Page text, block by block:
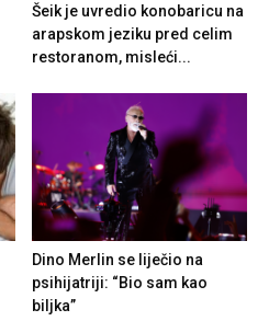
Šeik je uvredio konobaricu na
arapskom jeziku pred celim
restoranom, misleći...
Dino Merlin se liječio na
psihijatriji: “Bio sam kao
biljka”